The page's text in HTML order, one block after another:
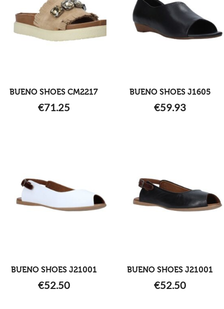
BUENO SHOES CM2217
€71.25
BUENO SHOES J1605
€59.93
BUENO SHOES J21001
€52.50
BUENO SHOES J21001
€52.50